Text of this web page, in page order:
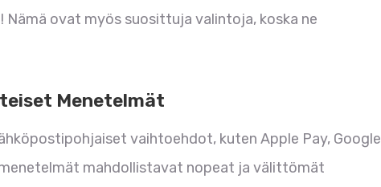
Nämä ovat myös suosittuja valintoja, koska ne
Menetelmät
vaihtoehdot, kuten Apple Pay, Google
mahdollistavat nopeat ja välittömät